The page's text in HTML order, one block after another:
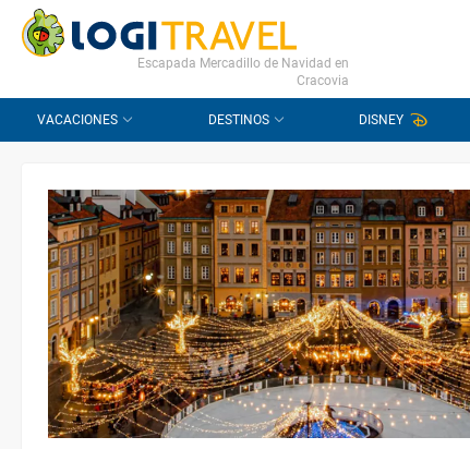
CONTACTO PREGUNTAS FRECUENTES
Escapada Mercadillo de Navidad en
Cracovia
VACACIONES DESTINOS DISNEY